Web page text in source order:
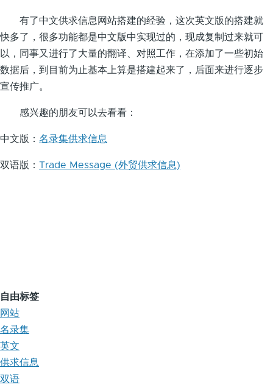
有了中文供求信息网站搭建的经验，这次英文版的搭建就
快多了，很多功能都是中文版中实现过的，现成复制过来就可
以，同事又进行了大量的翻译、对照工作，在添加了一些初始
数据后，到目前为止基本上算是搭建起来了，后面来进行逐步
宣传推广。
感兴趣的朋友可以去看看：
中文版： 名录集供求信息
双语版： Trade Message (外贸供求信息)
自由标签
网站
名录集
英文
供求信息
双语